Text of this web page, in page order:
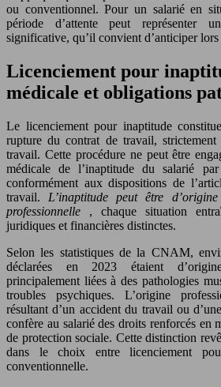
ou conventionnel. Pour un salarié en
période d’attente peut représenter
significative, qu’il convient d’anticiper
Licenciement pour
médicale et obligations
Le licenciement pour inaptitude
rupture du contrat de travail,
travail. Cette procédure ne peut être
médicale de l’inaptitude du salarié
conformément aux dispositions de
travail. L’inaptitude peut être
professionnelle , chaque situation
juridiques et financières distinctes.
Selon les statistiques de la CNAM,
déclarées en 2023 étaient
principalement liées à des pathologies
troubles psychiques. L’origine
résultant d’un accident du travail ou
confère au salarié des droits renforcés en
de protection sociale. Cette distinction
dans le choix entre licenciement
conventionnelle.